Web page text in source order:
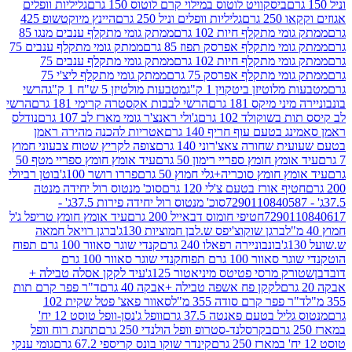
ביסקוויט לוטוס במילוי קרם לוטוס 150 גרם
גליליות וופלים
גרם
גליליות וופלים וניל 250 גרם
היינץ מיוקטשופ 425
מתקלף חיות 102 גרם
ממתק גומי מתקלף ענבים מנגו 85
מתקלף אפרסק תפוז 85 גרם
ממתק גומי מתקלף ענבים 75
מתקלף חיות 102 גרם
ממתק גומי מתקלף ענבים 75
מתקלף אפרסק 75 גרם
ממתק גומי מתקלף ליצ'י 75
ביטקוין 1 ק"ג
מטבעות מולטיזן 5 ש"ח 1 ק"ג
הרשי
מיקס 181 גרם
הרשי לבבות אקסטרה קרימי 181 גרם
הרשי
102 גרם
ג'ולי ראנצ'ר גומי מארז לב 107 גרם
נודלס
עוף חריף 140 גרם
אטריות להכנה מהירה ראמן
שחורה צאצ'רוני 140 גרם
צופה לקריץ שטוח צבעוני חמוץ
חומץ ספריי רימון 50 גרם
עיד אומץ חומץ ספריי מטף 50
חומץ סוכריה+גלי חמוץ 50 גרם
פררו רושר 100ג'
בוטן רביולי
אורז בטעם צ'לי 120 גרם
סוכ' מנטוס רול יחידה מנטה
סוכ' מנטוס רול יחידה פירות 37.5ג' -
חטיפי חומוס דבאייל 200 גרם
עיד אומץ חומץ טריפל ג'ל
ברגן שוקוצ'יפס ש.לבן חמוציות 130ג'
ברגן רויאל חמאה
בונבוניירה רפאלו 240 גרם
קנדי שוגר סאוור 100 גרם תפוח
100 גרם תפוח
קנדי שוגר סאוור 100 גרם
מרסי פטיטס מיניאטור 125ג'
עיד לקקן אסלה טבילה +
לקקן פח אשפה טבילה +אבקה 40 גרם
ד"ר פפר קרם תות
פפר קרם סודה 355 מ"ל
סאוור פאצ' פטל שקית 102
בטעם פאנטה 37.5 גרם
וופל ג'נסן-וופל טוסט 12 יח'
בקרסלנד-סטרופ וופל הולנדי 250 גרם
תחנת רוח וופל
קינדר שוקו בונס קריספי 67.2 גרם
גומי ענקי